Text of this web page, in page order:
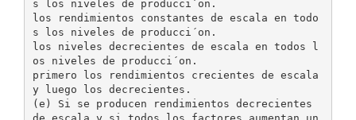
s los niveles de producci´on.
los rendimientos constantes de escala en todo
s los niveles de producci´on.
los niveles decrecientes de escala en todos l
os niveles de producci´on.
primero los rendimientos crecientes de escala
y luego los decrecientes.
(e) Si se producen rendimientos decrecientes
de escala y si todos los factores aumentan un